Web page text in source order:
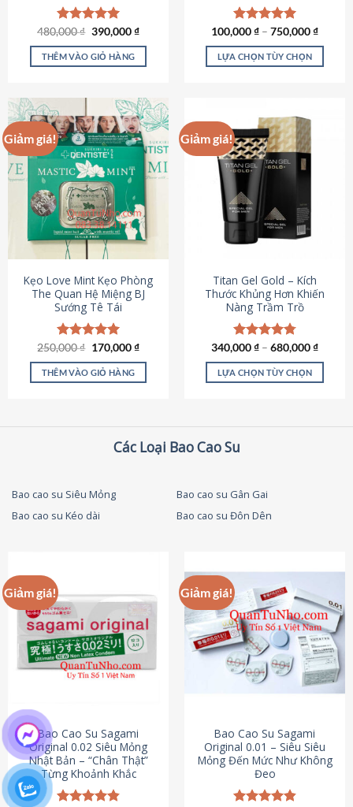
sản
phẩm
sản
phẩm
Được xếp
hạng5.00
5 sao
480,000₫ Giá
là:
480,000 ₫.
390,000₫Giá
tại
THÊM VÀO GIỎ HÀNG
Được xếp
hạng5.00
5 sao
100,000₫ – 750,000₫
LỰA CHỌN TÙY CHỌN
có
nhiều
biến
tùy
chọn
có
chọn
trên
trang
sản
phẩm
Giảm giá!
Kẹo Love Mint Kẹo Phòng
The Quan Hệ Miệng BJ
Sướng Tê Tái
Được xếp
hạng5.00
5 sao
250,000₫ Giá
là:
250,000 ₫.
170,000₫Giá
tại
THÊM VÀO GIỎ HÀNG
Giảm giá!
Titan Gel Gold – Kích
Thước Khủng Hơn Khiến
Nàng Trầm Trồ
Được xếp
hạng4.79
5 sao
340,000₫ – 680,000₫
LỰA CHỌN TÙY CHỌN
thể.
tùy
thể
được
chọn
trên
trang
sản
phẩm
Các Loại Bao Cao Su
Bao cao su Siêu Mỏng
Bao cao su Gân Gai
Bao cao su Kéo dài
Bao cao su Đôn Dên
Giảm giá!
Bao Cao Su Sagami
Original 0.02 Siêu Mỏng
Nhật Bản – “Chân Thật”
Từng Khoảnh Khắc
Giảm giá!
Bao Cao Su Sagami
Original 0.01 – Siêu Siêu
Mỏng Đến Mức Như Không
Đeo